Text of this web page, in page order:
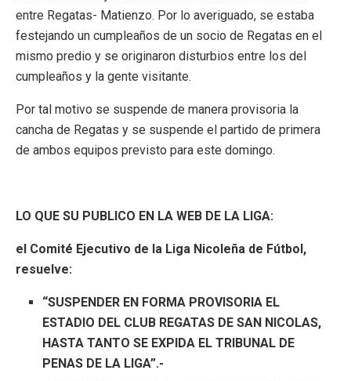
entre Regatas- Matienzo. Por lo averiguado, se estaba
festejando un cumpleaños de un socio de Regatas en el
mismo predio y se originaron disturbios entre los del
cumpleaños y la gente visitante.
Por tal motivo se suspende de manera provisoria la
cancha de Regatas y se suspende el partido de primera
de ambos equipos previsto para este domingo.
LO QUE SU PUBLICO EN LA WEB DE LA LIGA:
el Comité Ejecutivo de la Liga Nicoleña de Fútbol,
resuelve:
“SUSPENDER EN FORMA PROVISORIA EL
ESTADIO DEL CLUB REGATAS DE SAN NICOLAS,
HASTA TANTO SE EXPIDA EL TRIBUNAL DE
PENAS DE LA LIGA”.-